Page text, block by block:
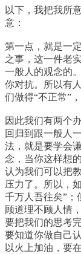
以下，我把我所
意：
第一点，就是一
之事，这一件老
一般人的观念的
你对抗。所以有
们做得“不正常”
因此我们有两个
回归到跟一般人
法，就是要学会
念，当你这样想
认为我们可以把
压力了。所以，
千万人吾往矣”；
顾道理不顾人情
要把我们的思考
要知道你做自己
以火上加油，要